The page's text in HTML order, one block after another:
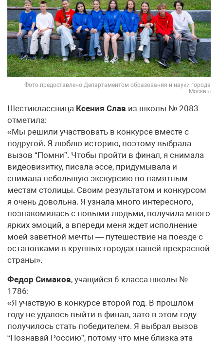
Фото предоставлено Департаментом образования и науки города
Москвы
Шестиклассница Ксения Слав из школы № 2083
отметила:
«Мы решили участвовать в конкурсе вместе с
подругой. Я люблю историю, поэтому выбрала
вызов “Помни”. Чтобы пройти в финал, я снимала
видеовизитку, писала эссе, придумывала и
снимала небольшую экскурсию по памятным
местам столицы. Своим результатом и конкурсом
я очень довольна. Я узнала много интересного,
познакомилась с новыми людьми, получила много
ярких эмоций, а впереди меня ждет исполнение
моей заветной мечты — путешествие на поезде с
остановками в крупных городах нашей прекрасной
страны».
Федор Симаков, учащийся 6 класса школы №
1786:
«Я участвую в конкурсе второй год. В прошлом
году не удалось выйти в финал, зато в этом году
получилось стать победителем. Я выбрал вызов
“Познавай Россию”, потому что мне близка эта